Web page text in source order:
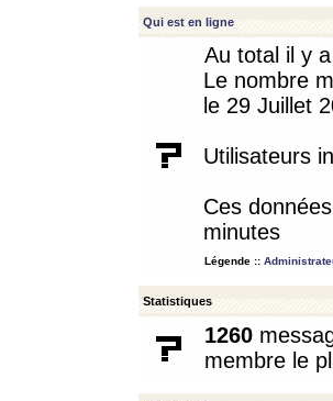
Qui est en ligne
Au total il y a
Le nombre
le 29 Juillet
Utilisateurs
Ces
minutes
Légende ::
Statistiques
1260
membre le